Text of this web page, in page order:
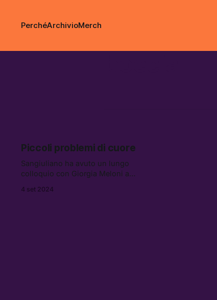
PerchéArchivioMerch
Piccoli problemi di cuore
Sangiuliano ha avuto un lungo
colloquio con Giorgia Meloni a
scandalistica che lo vede coinvolto
4 set 2024